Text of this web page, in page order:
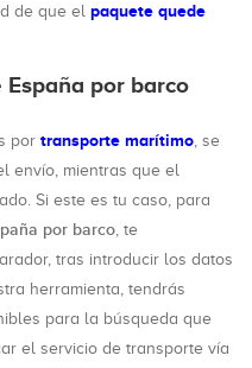
de que el paquete quede
por barco
por transporte marítimo, se
envío, mientras que el
Si este es tu caso, para
por barco, te
tras introducir los datos
herramienta, tendrás
para la búsqueda que
el servicio de transporte vía